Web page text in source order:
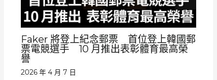
Faker 將登上紀念郵票 首位登上韓國郵
票電競選手 10 月推出表彰體育最高榮
譽
2026 年 4 月 7 日